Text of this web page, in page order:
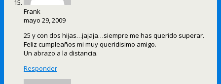
Frank
mayo 29, 2009
25 y con dos hijas…jajaja…siempre me has querido superar.
Feliz cumpleaños mi muy queridisimo amigo.
Un abrazo a la distancia.
Responder